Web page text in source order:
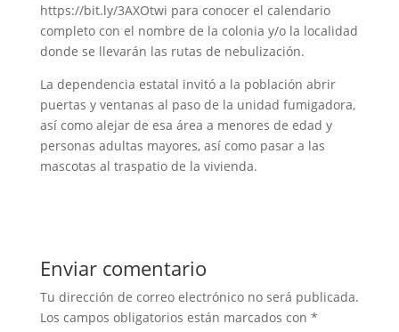
https://bit.ly/3AXOtwi para conocer el calendario
completo con el nombre de la colonia y/o la localidad
donde se llevarán las rutas de nebulización.
La dependencia estatal invitó a la población abrir
puertas y ventanas al paso de la unidad fumigadora,
así como alejar de esa área a menores de edad y
personas adultas mayores, así como pasar a las
mascotas al traspatio de la vivienda.
Enviar comentario
Tu dirección de correo electrónico no será publicada.
Los campos obligatorios están marcados con *